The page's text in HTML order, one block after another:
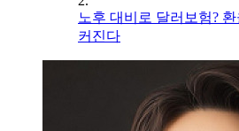
노후 대비로 달러보험?
커진다